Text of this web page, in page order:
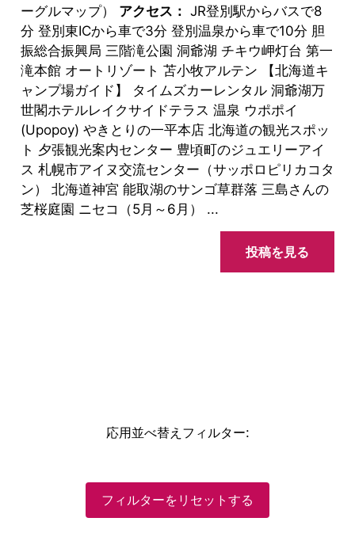
ーグルマップ） アクセス： JR登別駅からバスで8
分 登別東ICから車で3分 登別温泉から車で10分 胆
振総合振興局 三階滝公園 洞爺湖 チキウ岬灯台 第一
滝本館 オートリゾート 苫小牧アルテン 【北海道キ
ャンプ場ガイド】 タイムズカーレンタル 洞爺湖万
世閣ホテルレイクサイドテラス 温泉 ウポポイ
(Upopoy) やきとりの一平本店 北海道の観光スポッ
ト 夕張観光案内センター 豊頃町のジュエリーアイ
ス 札幌市アイヌ交流センター（サッポロピリカコタ
ン） 北海道神宮 能取湖のサンゴ草群落 三島さんの
芝桜庭園 ニセコ（5月～6月） ...
投稿を見る
応用並べ替えフィルター:
フィルターをリセットする